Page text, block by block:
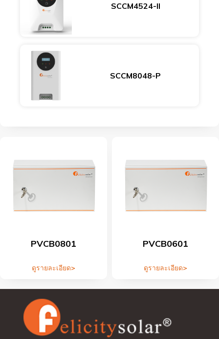
SCCM4524-II
SCCM8048-P
PVCB0801
ดูรายละเอียด>
PVCB0601
ดูรายละเอียด>